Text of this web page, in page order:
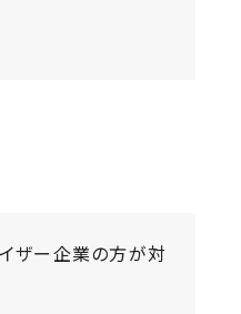
ザー企業の方が対